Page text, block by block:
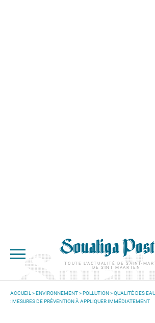
TOUTE L'ACTUALITÉ DE SAINT-
DE SINT MAARTEN
VOUS ÊTES ICI
ACCUEIL >ENVIRONNEMENT>POLLUTION> QUALITÉ DES
: MESURES DE PRÉVENTION À APPLIQUER IMMÉDIATEMENT